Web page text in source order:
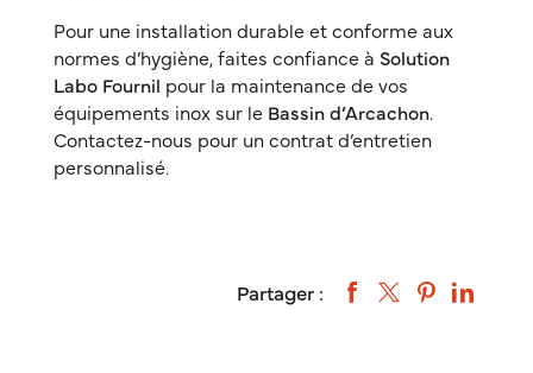
Pour une installation durable et conforme aux
normes d’hygiène, faites confiance à Solution
Labo Fournil pour la maintenance de vos
équipements inox sur le Bassin d’Arcachon.
Contactez-nous pour un contrat d’entretien
personnalisé.
Partager :